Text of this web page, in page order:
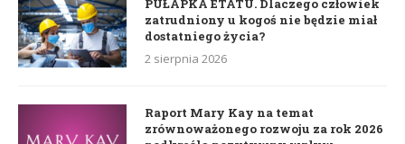
zatrudniony u kogoś nie będzie miał
dostatniego życia?
2 sierpnia 2026
Raport Mary Kay na temat
zrównoważonego rozwoju za rok 2026